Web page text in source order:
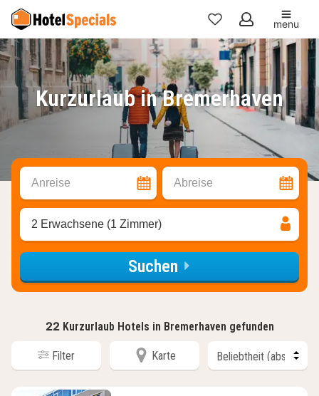
Meine
Favoriten
menu
Kurzurlaub in Bremerhaven
Anreise Abreise
2 Erwachsene (1 Zimmer)
Suchen
22 Kurzurlaub Hotels in Bremerhaven gefunden
Filter Karte